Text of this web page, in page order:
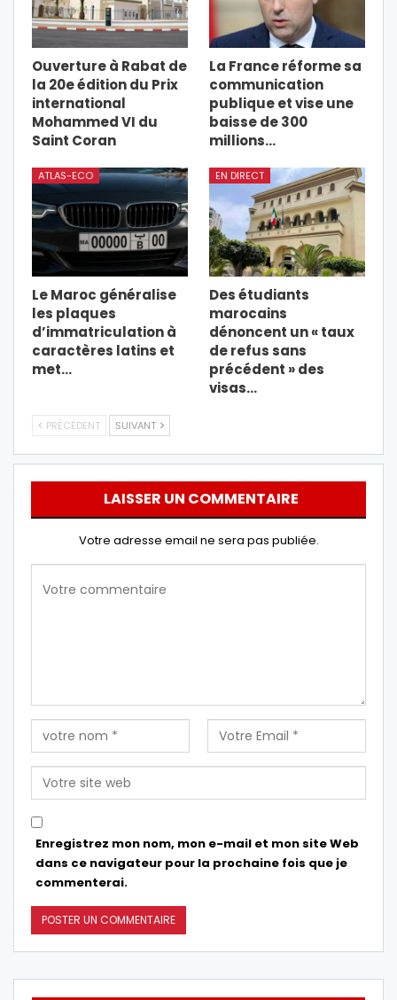
Ouverture à Rabat de
la 20e édition du Prix
international
Mohammed VI du
Saint Coran
La France réforme sa
communication
publique et vise une
baisse de 300
millions…
ATLAS-ECO
Le Maroc généralise
les plaques
d’immatriculation à
caractères latins et
met…
EN DIRECT
Des étudiants
marocains
dénoncent un « taux
de refus sans
précédent » des
visas…
PRÉCÉDENT SUIVANT
LAISSER UN COMMENTAIRE
Votre adresse email ne sera pas publiée.
Enregistrez mon nom, mon e-mail et mon site Web
dans ce navigateur pour la prochaine fois que je
commenterai.